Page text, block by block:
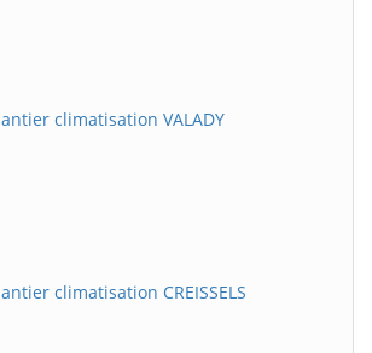
climatisation VALADY
climatisation CREISSELS